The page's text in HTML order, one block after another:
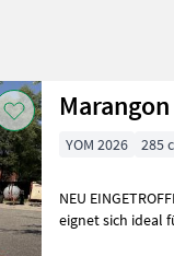
YOM 2026 285
NEU
eignet sich ideal für ebene